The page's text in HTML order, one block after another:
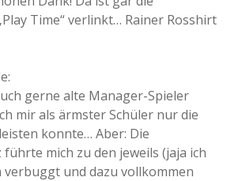
Time“ verlinkt… Rainer Rosshirt
gerne alte Manager-Spieler
mir als ärmster Schüler nur die
konnte… Aber: Die
mich zu den jeweils (jaja ich
verbuggt und dazu vollkommen